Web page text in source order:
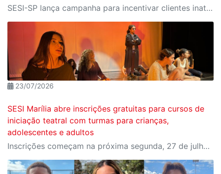
SESI-SP lança campanha para incentivar clientes inativos a retomarem a prática de atividades físicas, esporte e lazer com benefícios exclusivos
23/07/2026
SESI Marília abre inscrições gratuitas para cursos de
iniciação teatral com turmas para crianças,
adolescentes e adultos
Inscrições começam na próxima segunda, 27 de julho e devem ser realizadas presencialmente no CAT SESI Marília